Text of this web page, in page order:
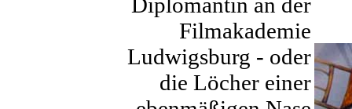
Filmakademie
Ludwigsburg - oder
die Löcher einer